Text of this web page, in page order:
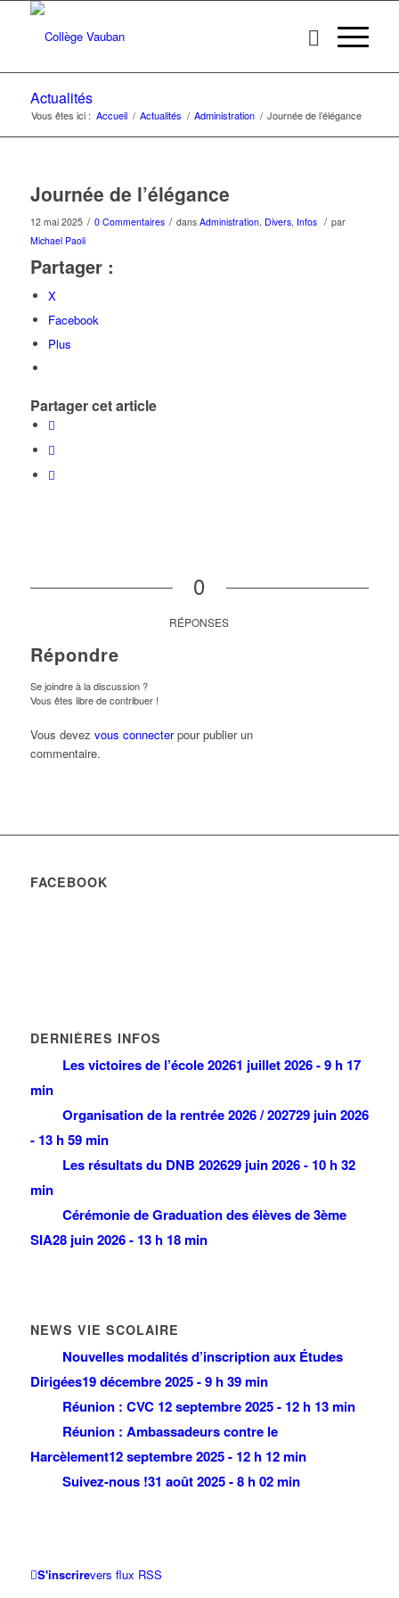
Actualités
Vous êtes ici : Accueil / Actualités / Administration / Journée de l’élégance
Journée de l’élégance
12 mai 2025 / 0 Commentaires / dans Administration, Divers, Infos / par
Michael Paoli
Partager :
X
Facebook
Plus
Partager cet article
0
RÉPONSES
Répondre
Se joindre à la discussion ?
Vous êtes libre de contribuer !
Vous devez vous connecterpour publier un
commentaire.
FACEBOOK
DERNIÈRES INFOS
Les victoires de l’école 20261 juillet 2026 - 9 h 17
min
Organisation de la rentrée 2026 / 202729 juin 2026
- 13 h 59 min
Les résultats du DNB 202629 juin 2026 - 10 h 32
min
Cérémonie de Graduation des élèves de 3ème
SIA28 juin 2026 - 13 h 18 min
NEWS VIE SCOLAIRE
Nouvelles modalités d’inscription aux Études
Dirigées19 décembre 2025 - 9 h 39 min
Réunion : CVC 12 septembre 2025 - 12 h 13 min
Réunion : Ambassadeurs contre le
Harcèlement12 septembre 2025 - 12 h 12 min
Suivez-nous !31 août 2025 - 8 h 02 min
S'inscrirevers flux RSS